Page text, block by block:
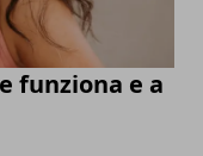
funziona e a